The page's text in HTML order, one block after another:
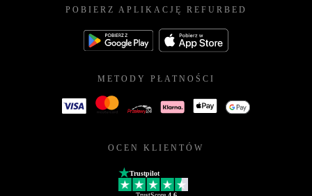
POBIERZ APLIKACJĘ REFURBED
METODY PŁATNOŚCI
OCEN KLIENTÓW
Trustpilot